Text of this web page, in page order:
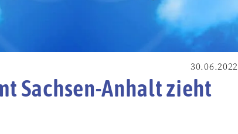
30.06.2022
Sachsen-Anhalt zieht